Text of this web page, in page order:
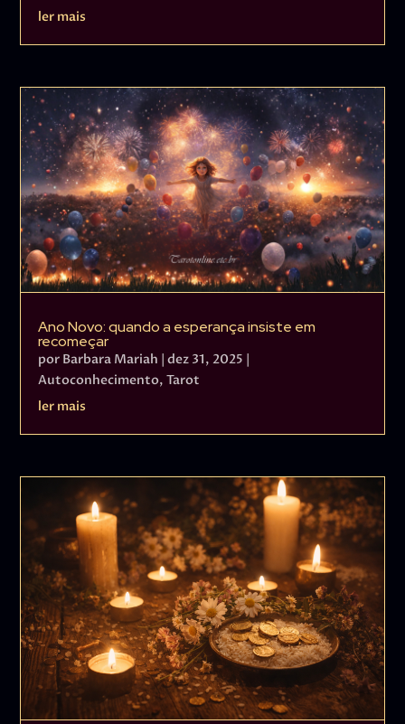
ler mais
Ano Novo: quando a esperança insiste em
recomeçar
por Barbara Mariah |dez 31, 2025 |
Autoconhecimento,Tarot
ler mais